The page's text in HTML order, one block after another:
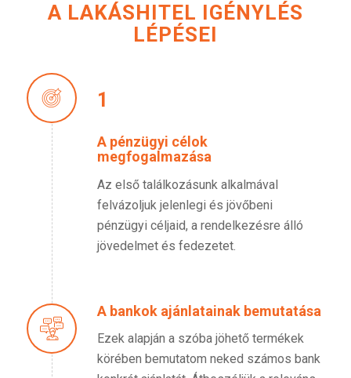
A LAKÁSHITEL IGÉNYLÉS
LÉPÉSEI
1
A pénzügyi célok
megfogalmazása
Az első találkozásunk alkalmával
felvázoljuk jelenlegi és jövőbeni
pénzügyi céljaid, a rendelkezésre álló
jövedelmet és fedezetet.
A bankok ajánlatainak bemutatása
Ezek alapján a szóba jöhető termékek
körében bemutatom neked számos bank